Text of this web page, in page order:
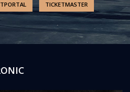
TICKETMASTER